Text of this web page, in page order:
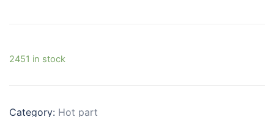
2451 in stock
Category: Hot part